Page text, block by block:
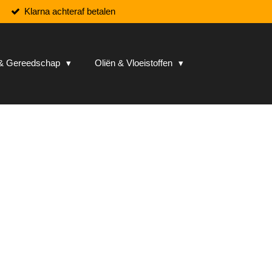
Klarna achteraf betalen
Gereedschap
Oliën & Vloeistoffen